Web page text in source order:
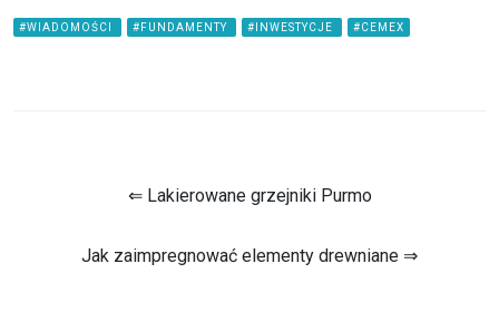
#WIADOMOŚCI #FUNDAMENTY #INWESTYCJE #CEMEX
⇐ Lakierowane grzejniki Purmo
Jak zaimpregnować elementy drewniane ⇒